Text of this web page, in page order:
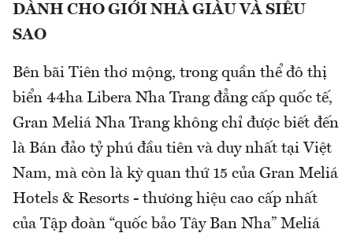
DÀNH CHO GIỚI NHÀ GIÀU VÀ SIÊU
SAO
Bên bãi Tiên thơ mộng, trong quần thể đô thị
biển 44ha Libera Nha Trang đẳng cấp quốc tế,
Gran Meliá Nha Trang không chỉ được biết đến
là Bán đảo tỷ phú đầu tiên và duy nhất tại Việt
Nam, mà còn là kỳ quan thứ 15 của Gran Meliá
Hotels & Resorts - thương hiệu cao cấp nhất
của Tập đoàn “quốc bảo Tây Ban Nha” Meliá